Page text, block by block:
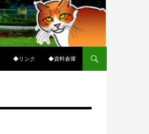
◆リンク ◆資料倉庫